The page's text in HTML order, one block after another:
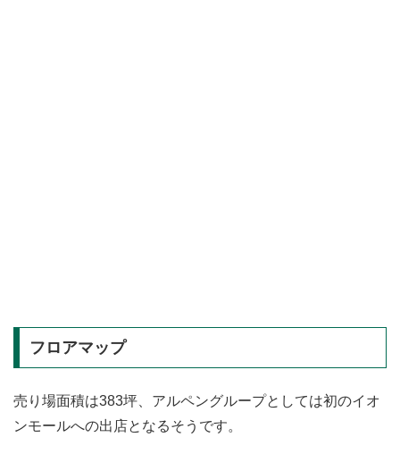
フロアマップ
売り場面積は383坪、アルペングループとしては初のイオ
ンモールへの出店となるそうです。